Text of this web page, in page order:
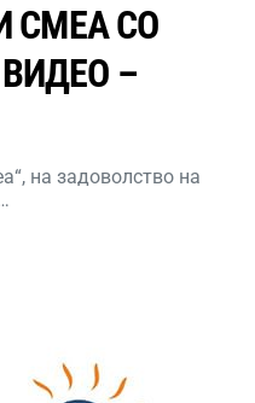
СМЕА СО
–
на задоволство на